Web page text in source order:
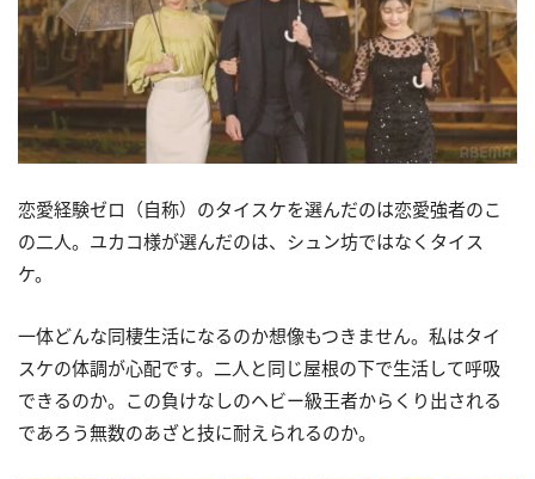
恋愛経験ゼロ（自称）のタイスケを選んだのは恋愛強者のこ
の二人。ユカコ様が選んだのは、シュン坊ではなくタイス
ケ。
一体どんな同棲生活になるのか想像もつきません。私はタイ
スケの体調が心配です。二人と同じ屋根の下で生活して呼吸
できるのか。この負けなしのヘビー級王者からくり出される
であろう無数のあざと技に耐えられるのか。